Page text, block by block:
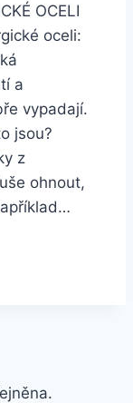
OCELI
oceli:
a
vypadají.
jsou?
z
ohnout,